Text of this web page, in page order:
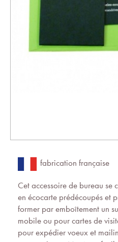
fabrication française
Cet accessoire de bureau se
en écocarte prédécoupés et
former par emboîtement un
mobile ou pour cartes de
pour expédier voeux et